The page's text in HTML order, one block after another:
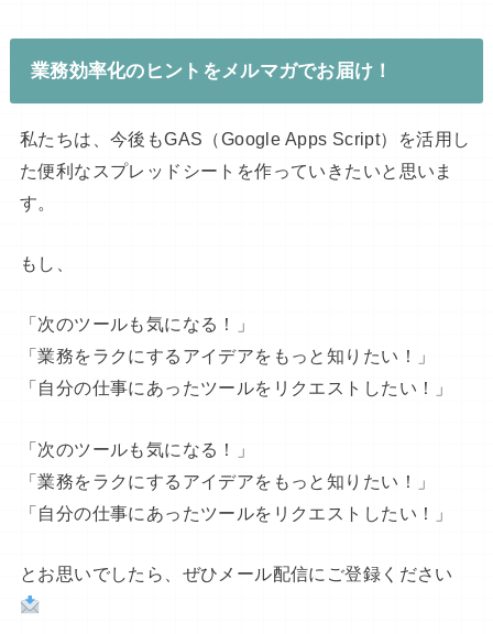
業務効率化のヒントをメルマガでお届け！
私たちは、今後もGAS（Google Apps Script）を活用し
た便利なスプレッドシートを作っていきたいと思いま
す。
もし、
「次のツールも気になる！」
「業務をラクにするアイデアをもっと知りたい！」
「自分の仕事にあったツールをリクエストしたい！」
「次のツールも気になる！」
「業務をラクにするアイデアをもっと知りたい！」
「自分の仕事にあったツールをリクエストしたい！」
とお思いでしたら、ぜひメール配信にご登録ください